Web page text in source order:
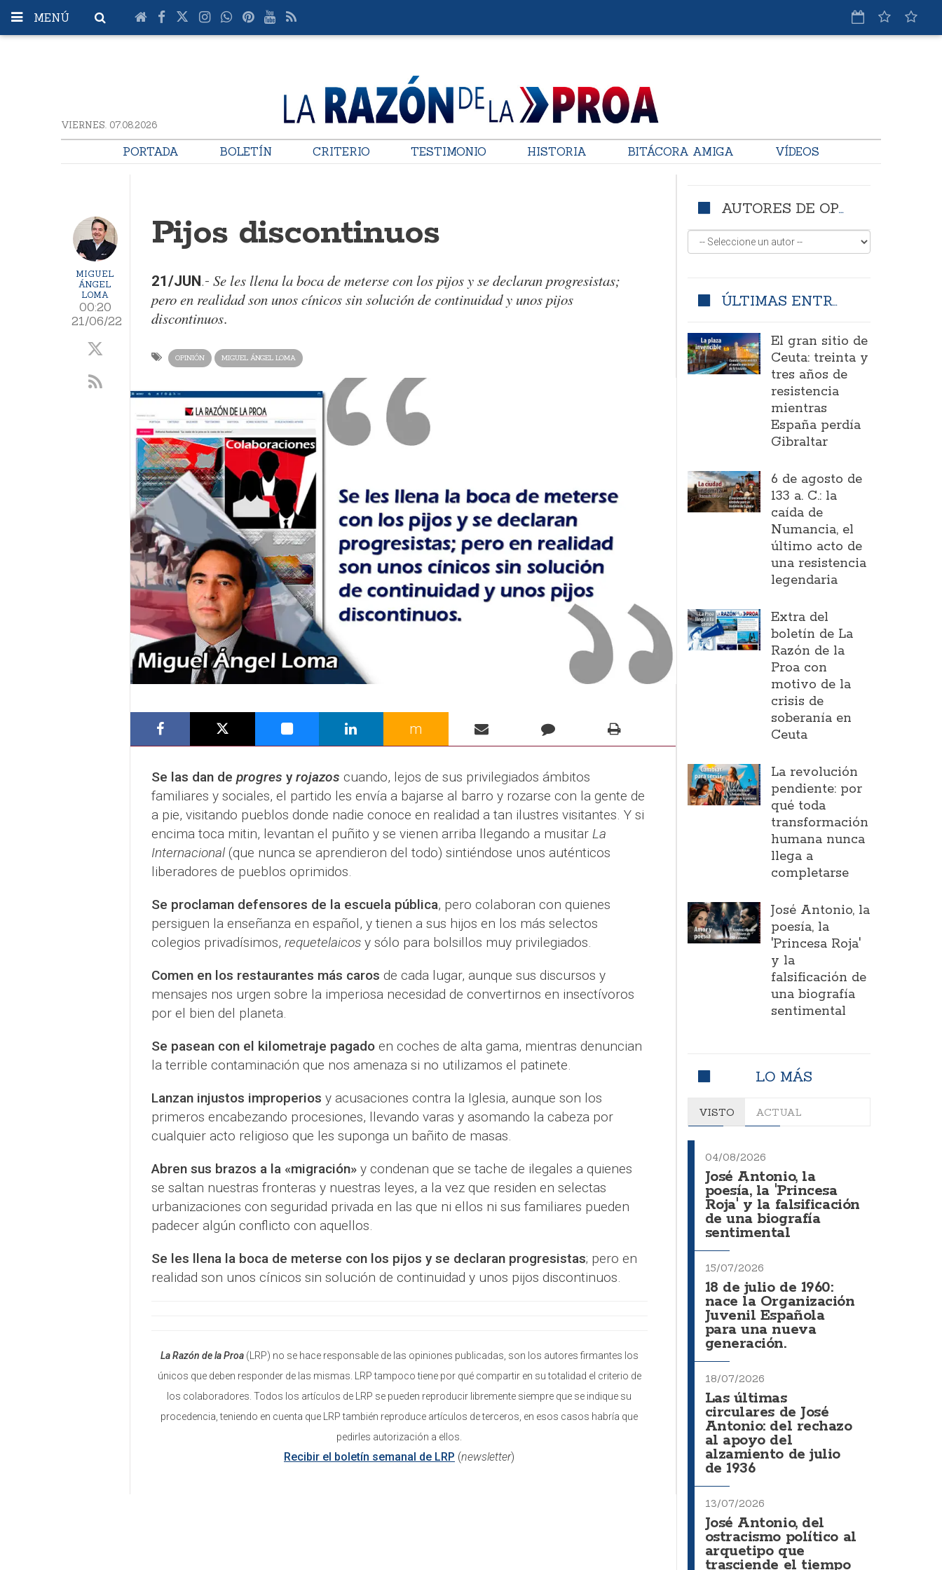
MENÚ
VIERNES. 07.08.2026
PORTADA BOLETÍN CRITERIO TESTIMONIO HISTORIA BITÁCORA AMIGA VÍDEOS
MIGUEL
ÁNGEL
LOMA
00:20
21/06/22
Pijos discontinuos
21/JUN.- Se les llena la boca de meterse con los pijos y se declaran progresistas;
pero en realidad son unos cínicos sin solución de continuidad y unos pijos
discontinuos.
OPINIÓN MIGUEL ÁNGEL LOMA
m
Se las dan de progres yrojazos cuando, lejos de sus privilegiados ámbitos
familiares y sociales, el partido les envía a bajarse al barro y rozarse con la gente de
a pie, visitando pueblos donde nadie conoce en realidad a tan ilustres visitantes. Y si
encima toca mitin, levantan el puñito y se vienen arriba llegando a musitar La
Internacional(que nunca se aprendieron del todo) sintiéndose unos auténticos
liberadores de pueblos oprimidos.
Se proclaman defensores de la escuela pública, pero colaboran con quienes
persiguen la enseñanza en español, y tienen a sus hijos en los más selectos
colegios privadísimos, requetelaicos y sólo para bolsillos muy privilegiados.
Comen en los restaurantes más caros de cada lugar, aunque sus discursos y
mensajes nos urgen sobre la imperiosa necesidad de convertirnos en insectívoros
por el bien del planeta.
Se pasean con el kilometraje pagadoen coches de alta gama, mientras denuncian
la terrible contaminación que nos amenaza si no utilizamos el patinete.
Lanzan injustos improperios y acusaciones contra la Iglesia, aunque son los
primeros encabezando procesiones, llevando varas y asomando la cabeza por
cualquier acto religioso que les suponga un bañito de masas.
Abren sus brazos a la «migración»y condenan que se tache de ilegales a quienes
se saltan nuestras fronteras y nuestras leyes, a la vez que residen en selectas
urbanizaciones con seguridad privada en las que ni ellos ni sus familiares pueden
padecer algún conflicto con aquellos.
Se les llena la boca de meterse con los pijos y se declaran progresistas; pero en
realidad son unos cínicos sin solución de continuidad y unos pijos discontinuos.
La Razón de la Proa(LRP) no se hace responsable de las opiniones publicadas, son los autores firmantes los
únicos que deben responder de las mismas. LRP tampoco tiene por qué compartir en su totalidad el criterio de
los colaboradores. Todos los artículos de LRP se pueden reproducir libremente siempre que se indique su
procedencia, teniendo en cuenta que LRP también reproduce artículos de terceros, en esos casos habría que
pedirles autorización a ellos.
Recibir el boletín semanal de LRP (newsletter)
AUTORES DE OPINIÓN
ÚLTIMAS ENTRADAS
El gran sitio de
Ceuta: treinta y
tres años de
resistencia
mientras
España perdía
Gibraltar
6 de agosto de
133 a. C.: la
caída de
Numancia, el
último acto de
una resistencia
legendaria
Extra del
boletín de La
Razón de la
Proa con
motivo de la
crisis de
soberanía en
Ceuta
La revolución
pendiente: por
qué toda
transformación
humana nunca
llega a
completarse
José Antonio, la
poesía, la
'Princesa Roja'
y la
falsificación de
una biografía
sentimental
LO MÁS
VISTO ACTUAL
04/08/2026
José Antonio, la
poesía, la 'Princesa
Roja' y la falsificación
de una biografía
sentimental
15/07/2026
18 de julio de 1960:
nace la Organización
Juvenil Española
para una nueva
generación.
18/07/2026
Las últimas
circulares de José
Antonio: del rechazo
al apoyo del
alzamiento de julio
de 1936
13/07/2026
José Antonio, del
ostracismo político al
arquetipo que
trasciende el tiempo